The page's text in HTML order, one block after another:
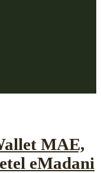
MAE,
eMadani